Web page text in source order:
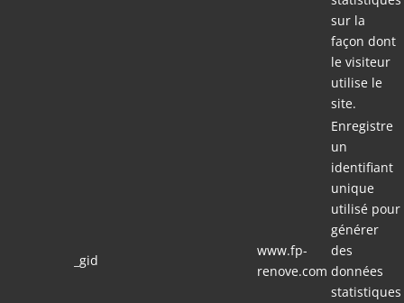
sur la
façon dont
le visiteur
utilise le
site.
_gid
www.fp-
renove.com
Enregistre
un
identifiant
unique
utilisé pour
générer
des
données
statistiques